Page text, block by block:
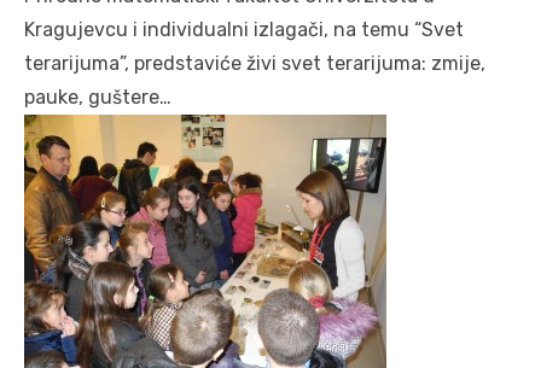
Kragujevcu i individualni izlagači, na temu “Svet
terarijuma”, predstaviće živi svet terarijuma: zmije,
pauke, guštere…